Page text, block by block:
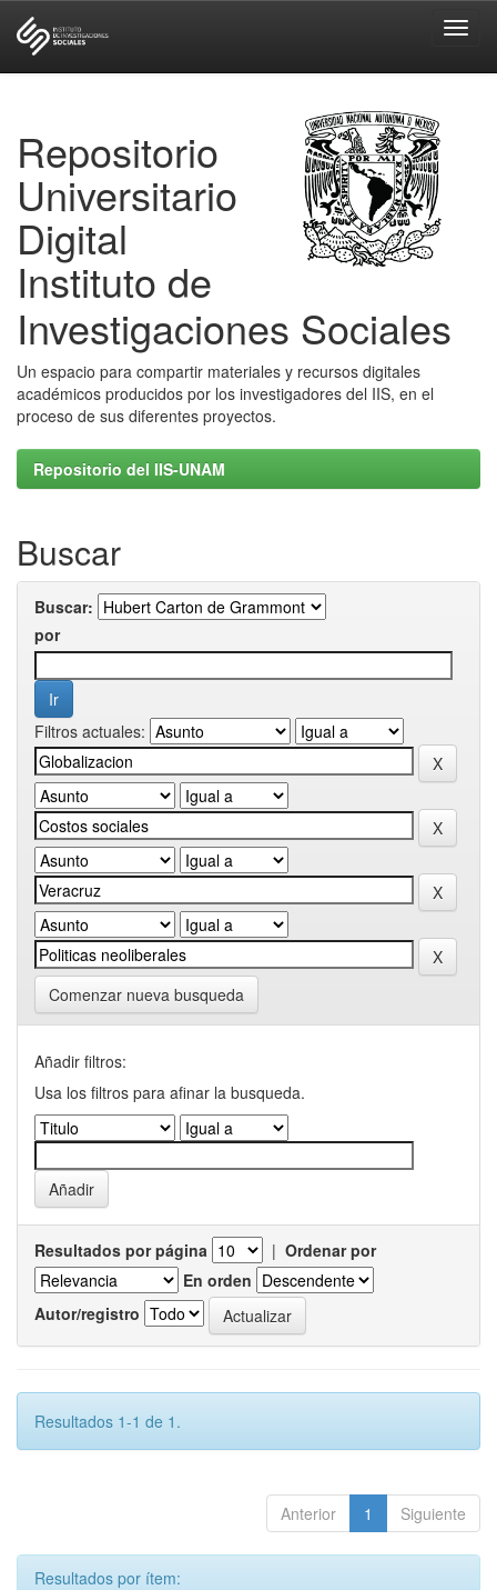
Repositorio
Universitario
Digital
Instituto de
Investigaciones Sociales
Un espacio para compartir materiales y recursos digitales
académicos producidos por los investigadores del IIS, en el
proceso de sus diferentes proyectos.
Repositorio del IIS-UNAM
Buscar
Buscar:
por
Filtros actuales:
Comenzar nueva busqueda
Añadir filtros:
Usa los filtros para afinar la busqueda.
Resultados por página | Ordenar por
En orden
Autor/registro
Resultados 1-1 de 1.
Anterior 1 Siguiente
Resultados por ítem: